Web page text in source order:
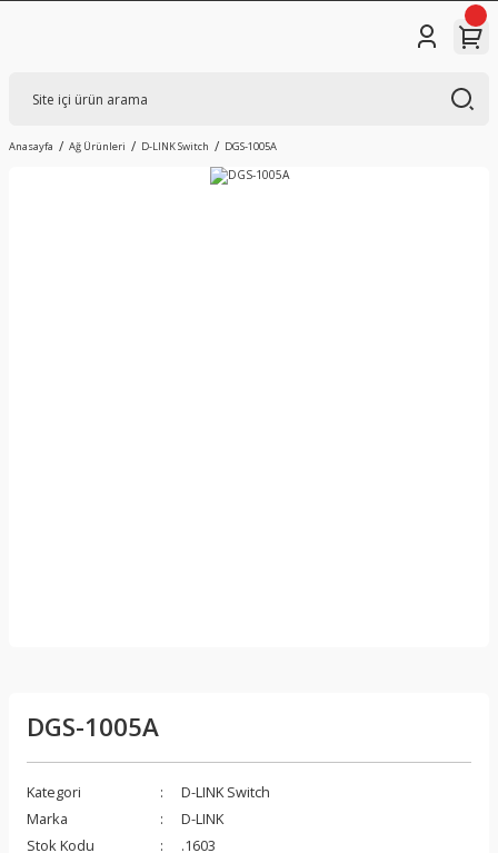
Anasayfa Ağ Ürünleri D-LINK Switch DGS-1005A
DGS-1005A
Kategori
D-LINK Switch
Marka
D-LINK
Stok Kodu
.1603